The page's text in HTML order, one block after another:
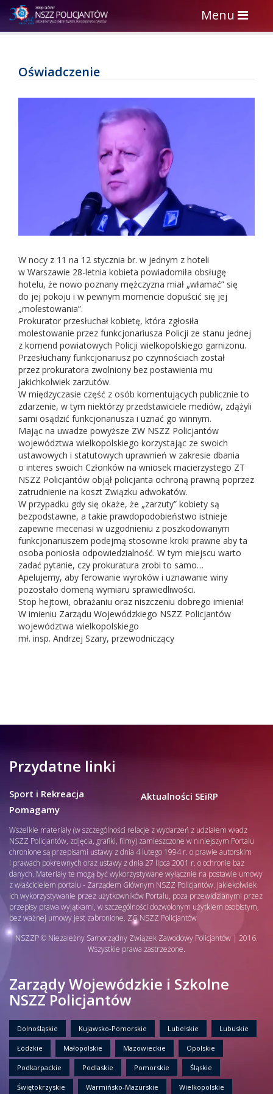
Toggle
navigation
Menu
Oświadczenie
W nocy z 11 na 12 stycznia br. w jednym z hoteli
w Warszawie 28-letnia kobieta powiadomiła obsługę
hotelu, że nowo poznany mężczyzna miał „włamać” się
do jej pokoju i w pewnym momencie dopuścić się jej
„molestowania”.
Prokurator przesłuchał kobietę, która zgłosiła
molestowanie przez funkcjonariusza Policji ze stanu jednej
z komend powiatowych Policji wielkopolskiego garnizonu.
Przesłuchany funkcjonariusz po czynnościach został
przez prokuratora zwolniony bez postawienia mu
jakichkolwiek zarzutów.
W międzyczasie część z osób komentujących publicznie to
zdarzenie, w tym niektórzy przedstawiciele mediów, zdążyli
sami osądzić funkcjonariusza i uznać go winnym.
Mając na uwadze powyższe ZW NSZZ Policjantów
województwa wielkopolskiego korzystając ze swoich
ustawowych i statutowych uprawnień w zakresie dbania
o interes swoich Członków na wniosek macierzystego ZT
NSZZ Policjantów objął policjanta ochroną prawną poprzez
zatrudnienie na koszt Związku adwokatów.
W przypadku gdy się okaże, że „zarzuty” kobiety są
bezpodstawne, a takie prawdopodobieństwo istnieje
zapewne mecenasi w uzgodnieniu z poszkodowanym
funkcjonariuszem podejmą stosowne kroki prawne aby ta
osoba poniosła odpowiedzialność. W tym miejscu warto
zadać pytanie, czy prokuratura zrobi to samo…
Apelujemy, aby ferowanie wyroków i uznawanie winy
pozostało domeną wymiaru sprawiedliwości.
Stop hejtowi, obrażaniu oraz niszczeniu dobrego imienia!
W imieniu Zarządu Wojewódzkiego NSZZ Policjantów
województwa wielkopolskiego
mł. insp. Andrzej Szary, przewodniczący
Przydatne linki
Sport i Rekreacja
Pomagamy
Aktualności SEiRP
Wszelkie materiały (w szczególności relacje z wydarzeń z udziałem władz
NSZZ Policjantów, zdjęcia, grafiki, filmy) zamieszczone w niniejszym Portalu
chronione są przepisami ustawy z dnia 4 lutego 1994 r. o prawie autorskim
i prawach pokrewnych oraz ustawy z dnia 27 lipca 2001 r. o ochronie baz
danych. Materiały te mogą być wykorzystywane wyłącznie na postawie umowy
z właścicielem portalu - Zarządem Głównym NSZZ Policjantów. Jakiekolwiek
ich wykorzystywanie przez użytkowników Portalu, poza przewidzianymi przez
przepisy prawa wyjątkami, w szczególności dozwolonym użytkiem osobistym,
bez ważnej umowy jest zabronione. ZG NSZZ Policjantów
NSZZP © Niezależny Samorządny Związek Zawodowy Policjantów | 2016.
Wszystkie prawa zastrzeżone.
Zarządy Wojewódzkie i Szkolne
NSZZ Policjantów
Dolnośląskie Kujawsko-Pomorskie Lubelskie Lubuskie
Łódzkie Małopolskie Mazowieckie Opolskie
Podkarpackie Podlaskie Pomorskie Śląskie
Świętokrzyskie Warmińsko-Mazurskie Wielkopolskie